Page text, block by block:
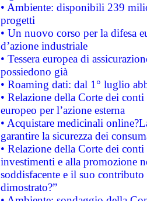
• Ambiente: disponibili 239
progetti
• Un nuovo corso per la difesa
d’azione industriale
• Tessera europea di
possiedono già
• Roaming dati: dal 1° luglio
• Relazione della Corte dei
europeo per l’azione esterna
• Acquistare medicinali
garantire la sicurezza dei
• Relazione della Corte dei
investimenti e alla promozione
soddisfacente e il suo
dimostrato?”